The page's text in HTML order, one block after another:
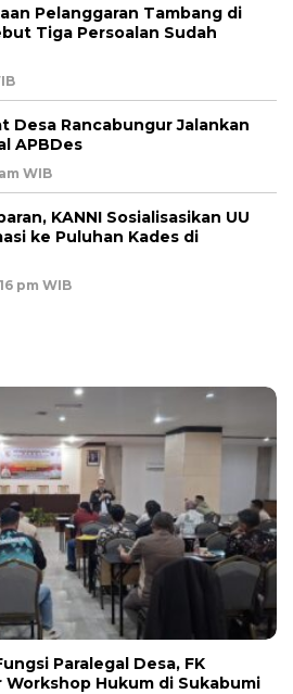
Pelanggaran Tambang di
Tiga Persoalan Sudah
Desa Rancabungur Jalankan
APBDes
WIB
KANNI Sosialisasikan UU
ke Puluhan Kades di
pm WIB
Paralegal Desa, FK
Workshop Hukum di Sukabumi